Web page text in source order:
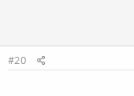
#20